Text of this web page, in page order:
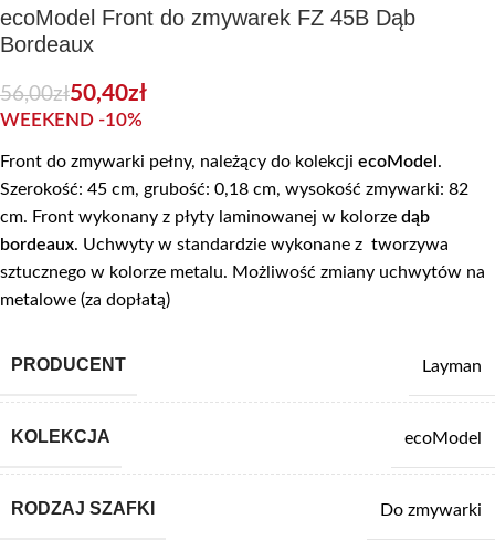
ecoModel Front do zmywarek FZ 45B Dąb
Bordeaux
56,00zł50,40zł
WEEKEND -10%
Front do zmywarki pełny, należący do kolekcji ecoModel .
Szerokość: 45 cm, grubość: 0,18 cm, wysokość zmywarki: 82
cm. Front wykonany z płyty laminowanej w kolorze dąb
bordeaux. Uchwyty w standardzie wykonane z tworzywa
sztucznego w kolorze metalu. Możliwość zmiany uchwytów na
metalowe (za dopłatą)
PRODUCENT Layman
KOLEKCJA ecoModel
RODZAJ SZAFKI Do zmywarki